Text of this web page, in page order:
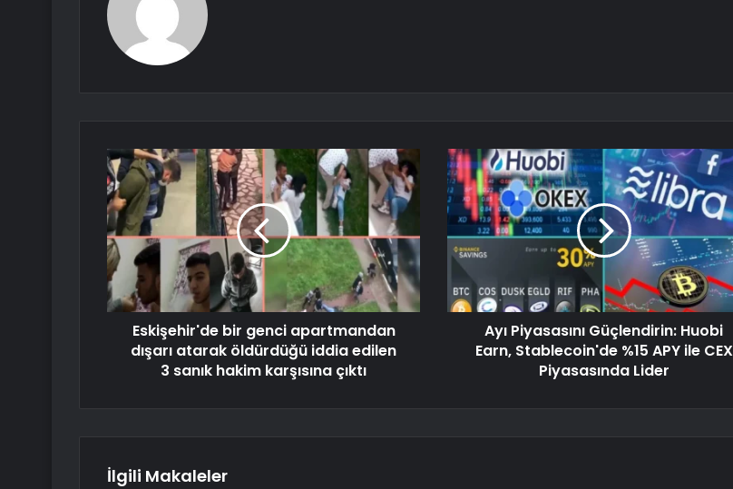
Eskişehir'de bir genci apartmandan
dışarı atarak öldürdüğü iddia edilen
3 sanık hakim karşısına çıktı
Ayı Piyasasını Güçlendirin: Huobi
Earn, Stablecoin'de %15 APY ile CEX
Piyasasında Lider
İlgili Makaleler